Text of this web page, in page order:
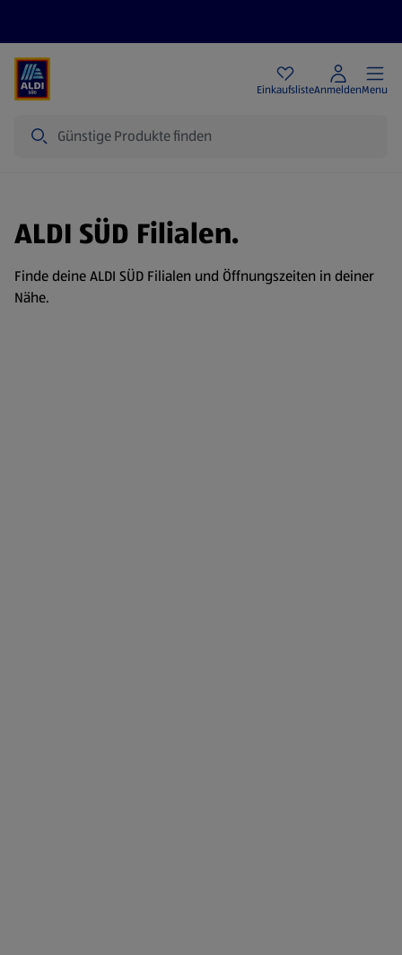
EinkaufslisteAnmeldenMenu
ALDI SÜD Filialen.
Finde deine ALDI SÜD Filialen und Öffnungszeiten in deiner
Nähe.